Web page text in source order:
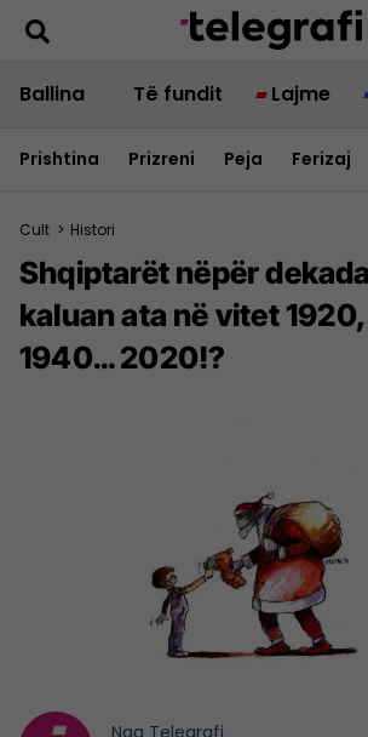
Ballina Të fundit Lajme
Prishtina Prizreni Peja Ferizaj
Cult > Histori
Shqiptarët nëpër
kaluan ata në vitet
1940… 2020!?
Nga Telegrafi